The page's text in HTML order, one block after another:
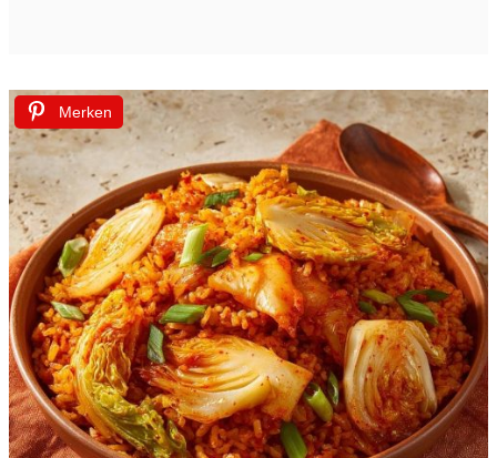
Merken